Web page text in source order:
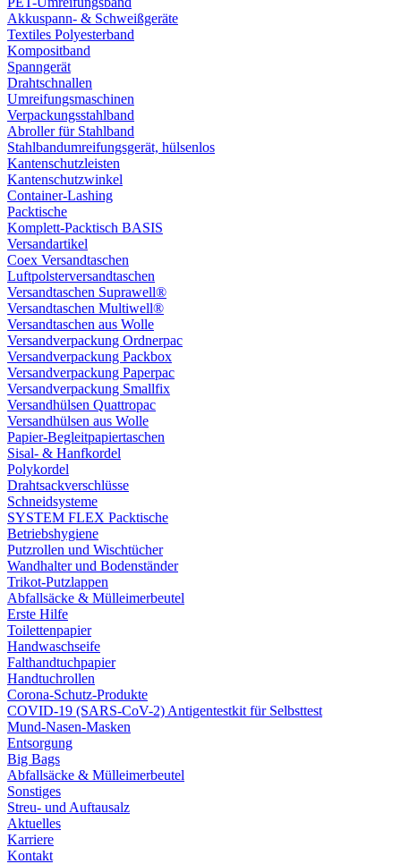
Akkuspann- & Schweißgeräte
Textiles Polyesterband
Kompositband
Spanngerät
Drahtschnallen
Umreifungsmaschinen
Verpackungsstahlband
Abroller für Stahlband
Stahlbandumreifungsgerät, hülsenlos
Kantenschutzleisten
Kantenschutzwinkel
Container-Lashing
Packtische
Komplett-Packtisch BASIS
Versandartikel
Coex Versandtaschen
Luftpolsterversandtaschen
Versandtaschen Suprawell®
Versandtaschen Multiwell®
Versandtaschen aus Wolle
Versandverpackung Ordnerpac
Versandverpackung Packbox
Versandverpackung Paperpac
Versandverpackung Smallfix
Versandhülsen Quattropac
Versandhülsen aus Wolle
Papier-Begleitpapiertaschen
Sisal- & Hanfkordel
Polykordel
Drahtsackverschlüsse
Schneidsysteme
SYSTEM FLEX Packtische
Betriebshygiene
Putzrollen und Wischtücher
Wandhalter und Bodenständer
Trikot-Putzlappen
Abfallsäcke & Mülleimerbeutel
Erste Hilfe
Toilettenpapier
Handwaschseife
Falthandtuchpapier
Handtuchrollen
Corona-Schutz-Produkte
COVID-19 (SARS-CoV-2) Antigentestkit für Selbsttest
Mund-Nasen-Masken
Entsorgung
Big Bags
Abfallsäcke & Mülleimerbeutel
Sonstiges
Streu- und Auftausalz
Aktuelles
Karriere
Kontakt